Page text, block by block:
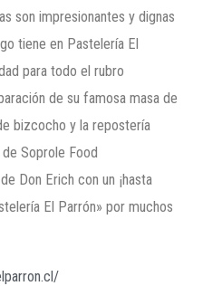
son impresionantes y dignas
tiene en Pastelería El
para todo el rubro
de su famosa masa de
bizcocho y la repostería
Soprole Food
Don Erich con un ¡hasta
El Parrón» por muchos